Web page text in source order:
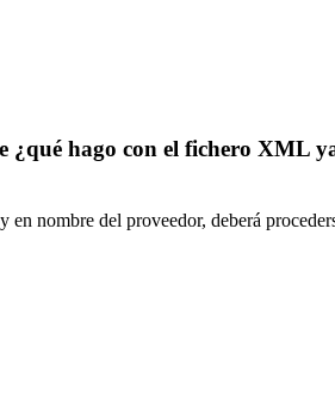
hago con el fichero XML
nombre del proveedor, deberá